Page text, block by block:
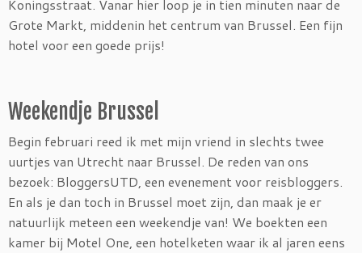
Koningsstraat. Vanar hier loop je in tien minuten naar de
Grote Markt, middenin het centrum van Brussel. Een fijn
hotel voor een goede prijs!
Weekendje Brussel
Begin februari reed ik met mijn vriend in slechts twee
uurtjes van Utrecht naar Brussel. De reden van ons
bezoek: BloggersUTD, een evenement voor reisbloggers.
En als je dan toch in Brussel moet zijn, dan maak je er
natuurlijk meteen een weekendje van! We boekten een
kamer bij Motel One, een hotelketen waar ik al jaren eens